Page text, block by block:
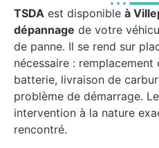
TSDA est disponible à
dépannage de votre
de panne. Il se rend sur
nécessaire : remplacement
batterie, livraison de
problème de démarrage.
intervention à la nature
rencontré.